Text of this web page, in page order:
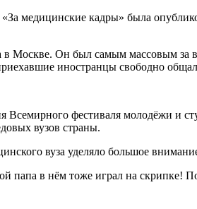
медицинские кадры» была
Москве. Он был самым массовым за
иностранцы свободно
фестиваля молодёжи и
вузов страны.
вуза уделяло большое
в нём тоже играл на скрипке!